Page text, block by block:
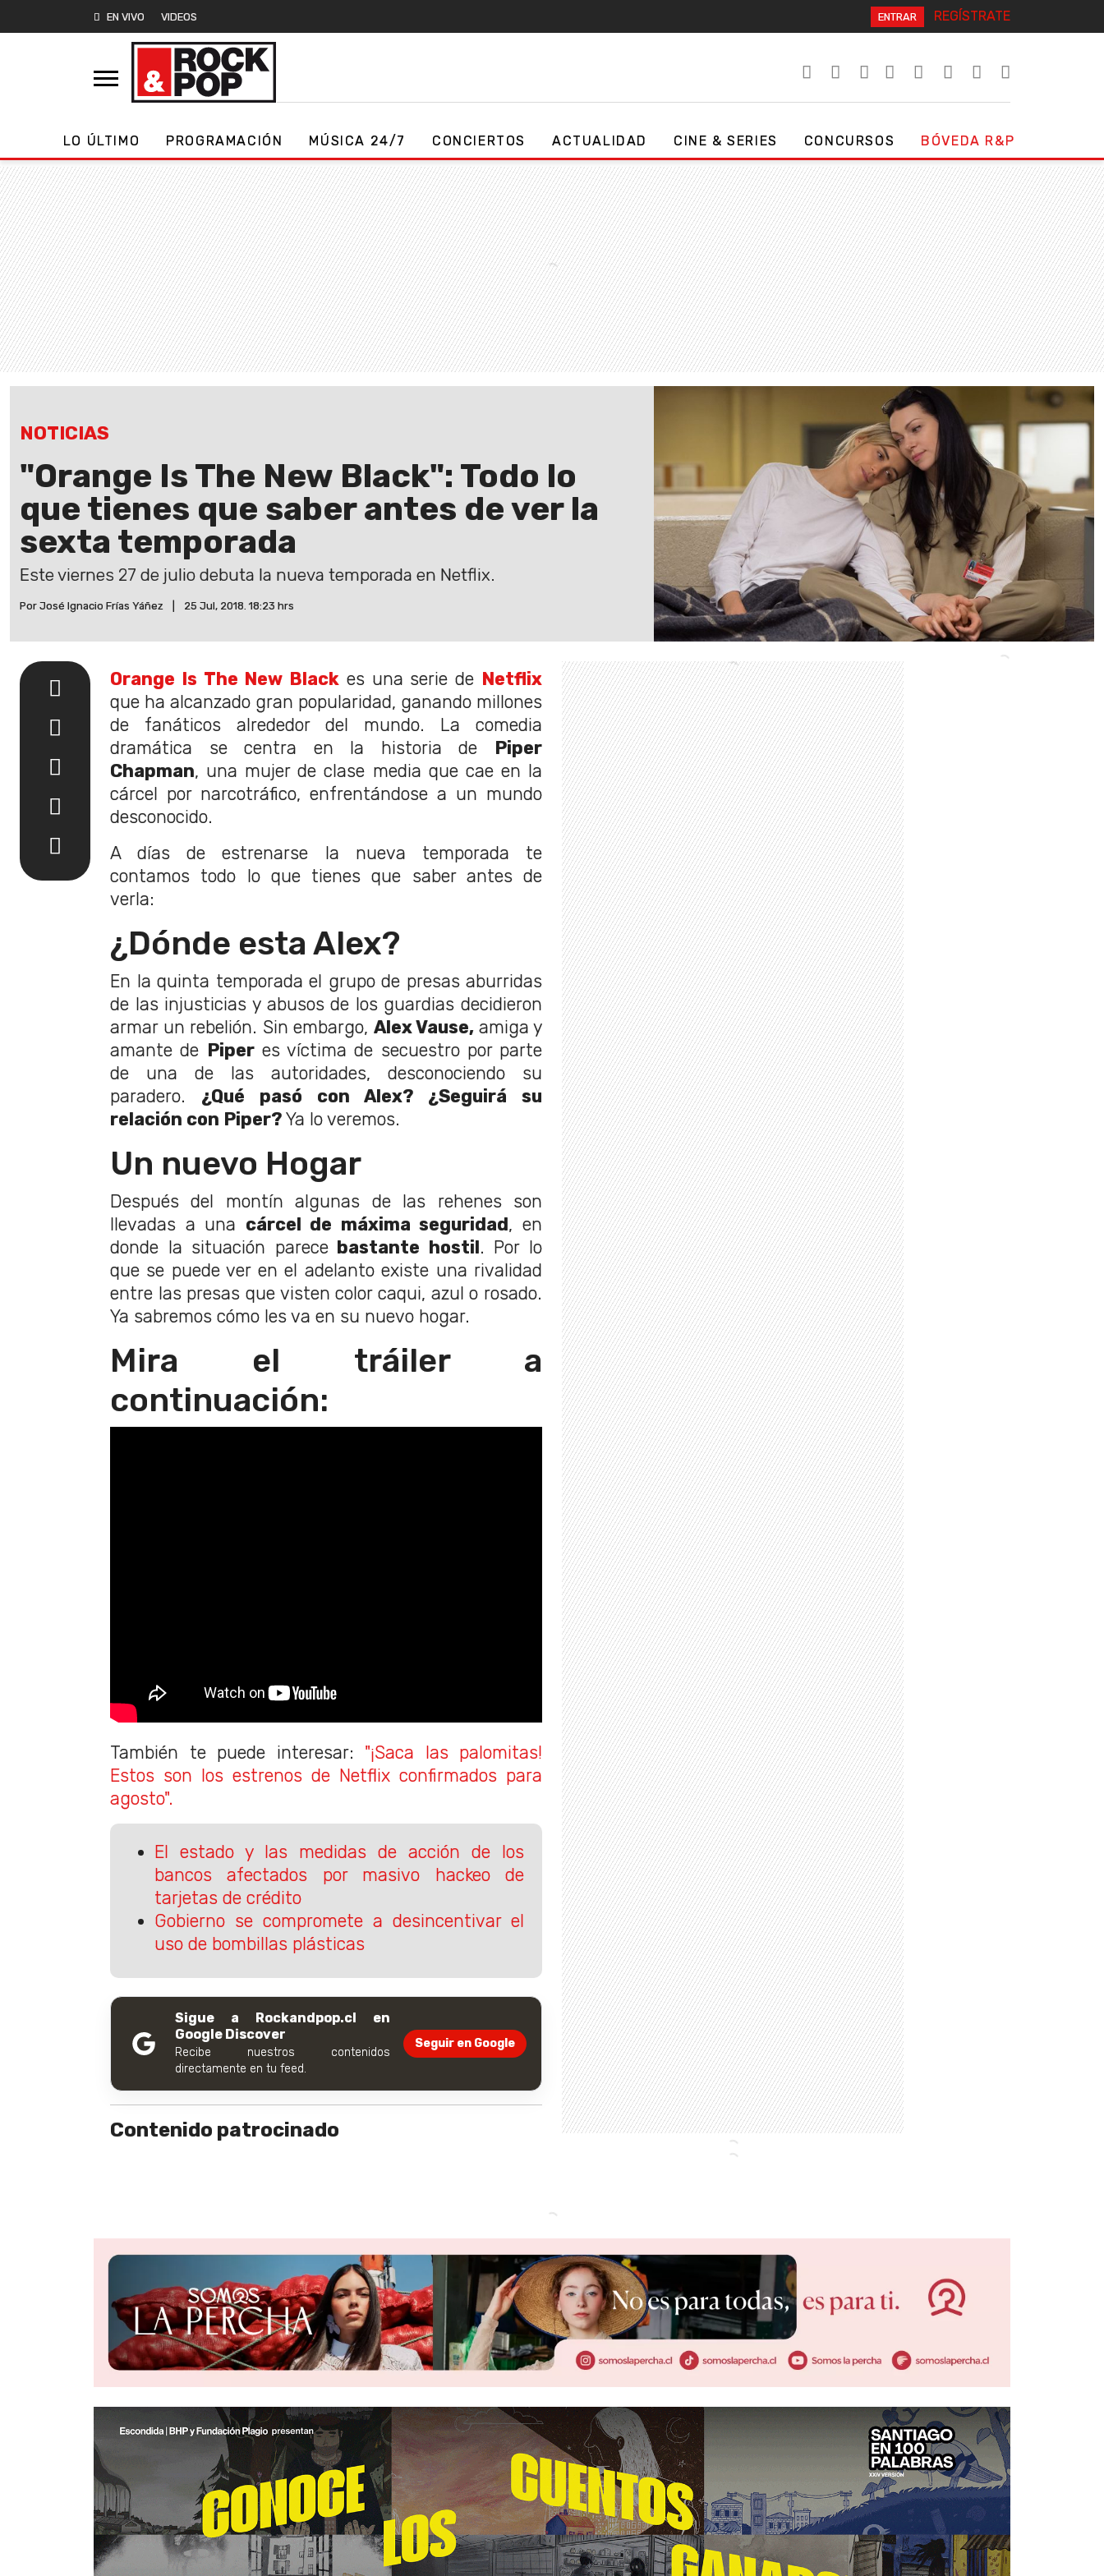
EN VIVO VIDEOS ENTRAR REGÍSTRATE
LO ÚLTIMO PROGRAMACIÓN MÚSICA 24/7 CONCIERTOS ACTUALIDAD CINE & SERIES CONCURSOS BÓVEDA R&P
NOTICIAS
"Orange Is The New Black": Todo lo
que tienes que saber antes de ver la
sexta temporada
Este viernes 27 de julio debuta la nueva temporada en Netflix.
Por José Ignacio Frías Yáñez 25 Jul, 2018. 18:23 hrs
Orange Is The New Black es una serie de Netflix
que ha alcanzado gran popularidad, ganando millones
de fanáticos alrededor del mundo. La comedia
dramática se centra en la historia de Piper
Chapman, una mujer de clase media que cae en la
cárcel por narcotráfico, enfrentándose a un mundo
desconocido.
A días de estrenarse la nueva temporada te
contamos todo lo que tienes que saber antes de
verla:
¿Dónde esta Alex?
En la quinta temporada el grupo de presas aburridas
de las injusticias y abusos de los guardias decidieron
armar un rebelión. Sin embargo, Alex Vause, amiga y
amante de Piperes víctima de secuestro por parte
de una de las autoridades, desconociendo su
paradero. ¿Qué pasó con Alex? ¿Seguirá su
relación con Piper? Ya lo veremos.
Un nuevo Hogar
Después del montín algunas de las rehenes son
llevadas a una cárcel de máxima seguridad, en
donde la situación parecebastante hostil. Por lo
que se puede ver en el adelanto existe una rivalidad
entre las presas que visten color caqui, azul o rosado.
Ya sabremos cómo les va en su nuevo hogar.
Mira el tráiler a
continuación:
También te puede interesar: "¡Saca las palomitas!
Estos son los estrenos de Netflix confirmados para
agosto".
El estado y las medidas de acción de los
bancos afectados por masivo hackeo de
tarjetas de crédito
Gobierno se compromete a desincentivar el
uso de bombillas plásticas
Sigue a Rockandpop.cl en
Google Discover
Recibe nuestros contenidos
directamente en tu feed.
Seguir en Google
Contenido patrocinado